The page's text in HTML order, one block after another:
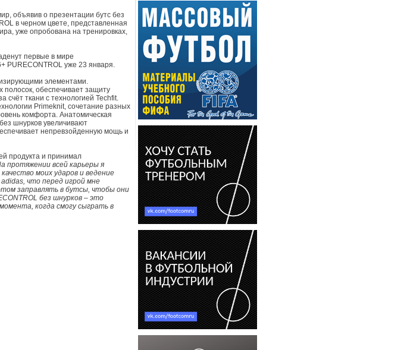
объявив о презентации бутс без
в черном цвете, представленная
уже опробована на тренировках,
первые в мире
PURECONTROL уже 23 января.
элементами.
полосок, обеспечивает защиту
ткани с технологией Techfit.
Primeknit, сочетание разных
комфорта. Анатомическая
шнурков увеличивают
непревзойденную мощь и
продукта и принимал
протяжении всей карьеры я
моих ударов и ведение
что перед игрой мне
заправлять в бутсы, чтобы они
без шнурков – это
когда смогу сыграть в